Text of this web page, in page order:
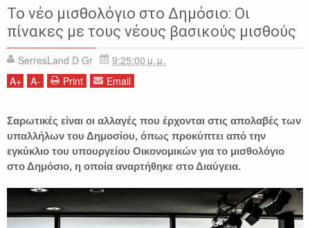
ΔΗΜΟΣΙΟ
ΕΙΔΗΣΕΙΣ ΕΛΛΑΔΑ ΜΙΣΘΟΛΟΓΙΟ ΟΙΚΟΝΟΜΙΑ
Το νέο μισθολόγιο στο Δημόσιο: Οι
πίνακες με τους νέους βασικούς μισθούς
SerresLand D Gr
9:25:00 μ.μ.
A+ A- Print Email
Σαρωτικές είναι οι αλλαγές που έρχονται στις απολαβές των
υπαλλήλων του Δημοσίου, όπως προκύπτει από την
εγκύκλιο του υπουργείου Οικονομικών για το μισθολόγιο
στο Δημόσιο, η οποία αναρτήθηκε στο Διαύγεια.